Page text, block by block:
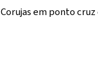
Corujas em ponto